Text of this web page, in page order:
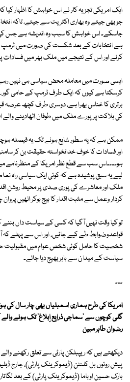
ایک امریکی تجزیہ کار نے اس خواہش کا اظہار کیا
جو بھی جیتے وہ بھاری اکثریت سے جیتے، تاکہ
جاسکے۔ اس خواہش کا سبب وہ اندیشہ ہے جس کی زد
ہے انتخابات کے بعد شکست کی صورت میں ٹرمپ
کرنے اور اس کے نتیجے میں ملک بھر میں
ایسی صورت میں معاملہ محض سیاسی ہی نہیں رہے
کرسکتا ہے کیوں کہ ایک طرف ٹرمپ کے حامی
برتری کا خناس بھرا ہے، دوسری طرف کچھ عرصہ
کی ہلاکت پر پورے ملک میں طوفان اٹھادینے والے
ممکن ہے کہ یہ سطور شایع ہونے تک یہ فیصلہ
اور فسادات کا خوف خدانخواستہ حقیقت بن کر
ہو۔۔۔۔اس سب سے قطع نظر امریکا کے منظرنامے
لیے یہ سبق پوشیدہ ہے کہ کوئی ایک سیاسی راہ
ملک اور معاشرے کی پوری صدی پر محیط روشن
کردار وعمل سے مثبت اقدار کا بیج بوکر انھیں
تو کیا وقت نہیں آگیا کہ کسی کے سیاست داں
قواعدوضوابط طے کیے جائیں، اور اس سے پہلے کہ
شخصیت کا حامل کوئی شخص عوام میں مقبولیت
سیاست کے میدان سے باہر بھیج دیا جائے۔
۔۔۔
امریکا کی طرح ہماری اسمبلیاں بھی چار سال کی
گلی کوچوں سے 'سماجی ذرایع اِبلاغ' تک ہونے
رضوان طاہر مبین
دیکھتے ہیں کہ ریپبلکن پارٹی سے تعلق رکھنے
پیش روئوں بل کلنٹن (ڈیموکریٹک پارٹی)، جارج
بارک حسین اوباما (ڈیموکریٹک پارٹی) کے بعد